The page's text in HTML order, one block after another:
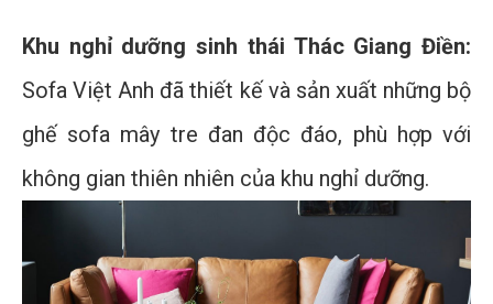
Khu nghỉ dưỡng sinh thái Thác Giang Điền:
Sofa Việt Anh đã thiết kế và sản xuất những bộ
ghế sofa mây tre đan độc đáo, phù hợp với
không gian thiên nhiên của khu nghỉ dưỡng.